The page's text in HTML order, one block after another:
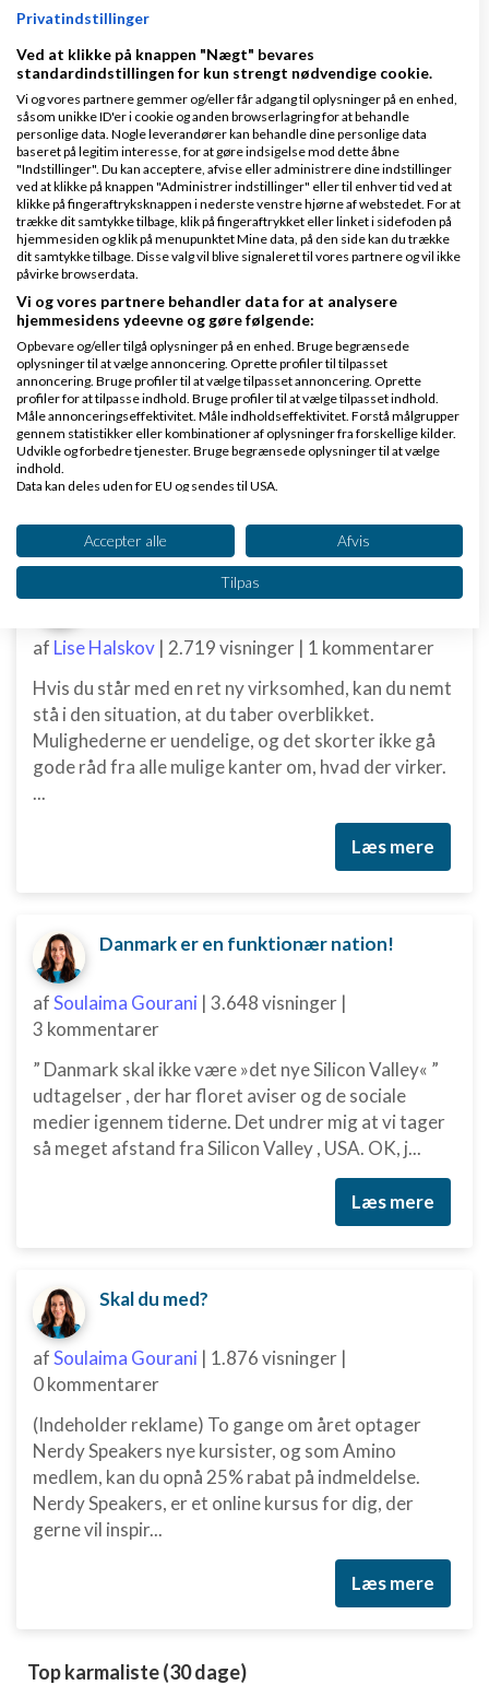
Klar lønnen med Danløn
Lav løn på et øjeblik–nemt, sikkert
og billigt. Opret gratis konto.
www.danlon.dk/
Køb en virksomhed
Køb en virksomhed med
kunder og omsætning hos Saxis
Dinero Regnskabsprogram
Opret nemt og hurtigt fakturaer
Lav gratis bruger på Dinero i dag
www.dinero.dk
Nye ekspertblog-indlæg om Netværk & ledelse
af Lise Halskov | 2.719 visninger | 1 kommentarer
Hvis du står med en ret ny virksomhed, kan du nemt
stå i den situation, at du taber overblikket.
Mulighederne er uendelige, og det skorter ikke gå
gode råd fra alle mulige kanter om, hvad der virker.
...
Læs mere
Danmark er en funktionær nation!
afSoulaima Gourani | 3.648 visninger |
3 kommentarer
” Danmark skal ikke være »det nye Silicon Valley« ”
udtagelser , der har floret aviser og de sociale
medier igennem tiderne. Det undrer mig at vi tager
så meget afstand fra Silicon Valley , USA. OK, j...
Læs mere
Skal du med?
afSoulaima Gourani | 1.876 visninger |
0 kommentarer
(Indeholder reklame) To gange om året optager
Nerdy Speakers nye kursister, og som Amino
medlem, kan du opnå 25% rabat på indmeldelse.
Nerdy Speakers, er et online kursus for dig, der
gerne vil inspir...
Læs mere
Top karmaliste (30 dage)
Privatindstillinger
Ved at klikke på knappen "Nægt" bevares
standardindstillingen for kun strengt nødvendige cookie.
Vi og vores partnere gemmer og/eller får adgang til oplysninger på en enhed,
såsom unikke ID'er i cookie og anden browserlagring for at behandle
personlige data. Nogle leverandører kan behandle dine personlige data
baseret på legitim interesse, for at gøre indsigelse mod dette åbne
"Indstillinger". Du kan acceptere, afvise eller administrere dine indstillinger
ved at klikke på knappen "Administrer indstillinger" eller til enhver tid ved at
klikke på fingeraftryksknappen i nederste venstre hjørne af webstedet. For at
trække dit samtykke tilbage, klik på fingeraftrykket eller linket i sidefoden på
hjemmesiden og klik på menupunktet Mine data, på den side kan du trække
dit samtykke tilbage. Disse valg vil blive signaleret til vores partnere og vil ikke
påvirke browserdata.
Vi og vores partnere behandler data for at analysere
hjemmesidens ydeevne og gøre følgende:
Opbevare og/eller tilgå oplysninger på en enhed. Bruge begrænsede
oplysninger til at vælge annoncering. Oprette profiler til tilpasset
annoncering. Bruge profiler til at vælge tilpasset annoncering. Oprette
profiler for at tilpasse indhold. Bruge profiler til at vælge tilpasset indhold.
Måle annonceringseffektivitet. Måle indholdseffektivitet. Forstå målgrupper
gennem statistikker eller kombinationer af oplysninger fra forskellige kilder.
Udvikle og forbedre tjenester. Bruge begrænsede oplysninger til at vælge
indhold.
Data kan deles uden for EU og sendes til USA.
Se partnerliste (2 IAB-leverandører)
Vi bruger dine data til følgende formål:
IAB's behandlingsformål:
Opbevare og/eller tilgå oplysninger på en
enhed
Bruge begrænsede oplysninger til at vælge
annoncering
Oprette profiler til tilpasset annoncering
Bruge profiler til at vælge tilpasset
Måle annonceringseffektivitet
Måle indholdseffektivitet
kombinationer af oplysninger fra forskellige
kilder
Udvikle og forbedre tjenester
Identificere enheder baseret på aktivt
anmodede oplysninger
Ikke-IAB-behandlingsformål:
Ydeevne
Funktionel
Annoncering / marketing
Accepter alle Afvis
Tilpas